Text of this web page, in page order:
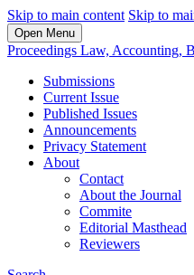
Skip to main content Skip to
Open Menu
Proceedings Law, Accounting,
Submissions
Current Issue
Published Issues
Announcements
Privacy Statement
About
Contact
About the Journal
Commite
Editorial Masthead
Reviewers